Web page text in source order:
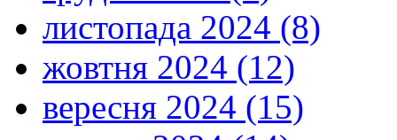
листопада 2024 (8)
жовтня 2024 (12)
вересня 2024 (15)